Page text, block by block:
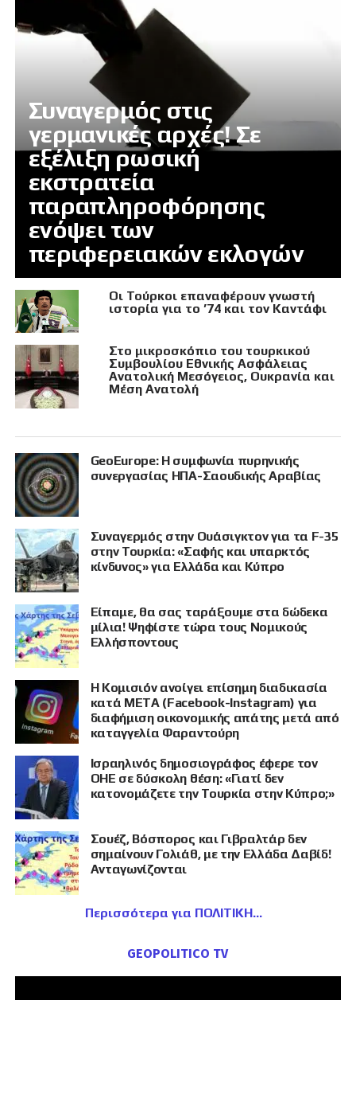
Συναγερμός στις
γερμανικές αρχές! Σε
εξέλιξη ρωσική
εκστρατεία
παραπληροφόρησης
ενόψει των
περιφερειακών εκλογών
Οι Τούρκοι επαναφέρουν γνωστή
ιστορία για το ’74 και τον Καντάφι
Στο μικροσκόπιο του τουρκικού
Συμβουλίου Εθνικής Ασφάλειας
Ανατολική Μεσόγειος, Ουκρανία και
Μέση Ανατολή
GeoEurope: Η συμφωνία πυρηνικής
συνεργασίας ΗΠΑ-Σαουδικής Αραβίας
Συναγερμός στην Ουάσιγκτον για τα F-35
στην Τουρκία: «Σαφής και υπαρκτός
κίνδυνος» για Ελλάδα και Κύπρο
Είπαμε, θα σας ταράξουμε στα δώδεκα
μίλια! Ψηφίστε τώρα τους Νομικούς
Ελλήσποντους
Η Κομισιόν ανοίγει επίσημη διαδικασία
κατά META (Facebook-Instagram) για
διαφήμιση οικονομικής απάτης μετά από
καταγγελία Φαραντούρη
Ισραηλινός δημοσιογράφος έφερε τον
ΟΗΕ σε δύσκολη θέση: «Γιατί δεν
κατονομάζετε την Τουρκία στην Κύπρο;»
Σουέζ, Βόσπορος και Γιβραλτάρ δεν
σημαίνουν Γολιάθ, με την Ελλάδα Δαβίδ!
Ανταγωνίζονται
Περισσότερα για ΠΟΛΙΤΙΚΗ
GEOPOLITICO TV